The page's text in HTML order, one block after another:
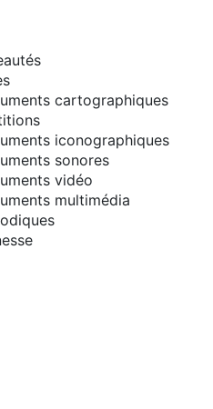
cartographiques
iconographiques
sonores
vidéo
multimédia